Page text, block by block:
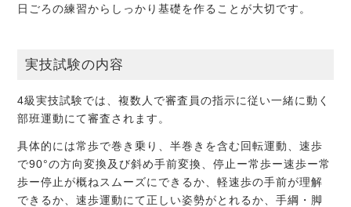
日ごろの練習からしっかり基礎を作ることが大切です。
実技試験の内容
4級実技試験では、複数人で審査員の指示に従い一緒に動く
部班運動にて審査されます。
具体的には常歩で巻き乗り、半巻きを含む回転運動、速歩
で90°の方向変換及び斜め手前変換、停止ー常歩ー速歩ー常
歩ー停止が概ねスムーズにできるか、軽速歩の手前が理解
できるか、速歩運動にて正しい姿勢がとれるか、手綱・脚